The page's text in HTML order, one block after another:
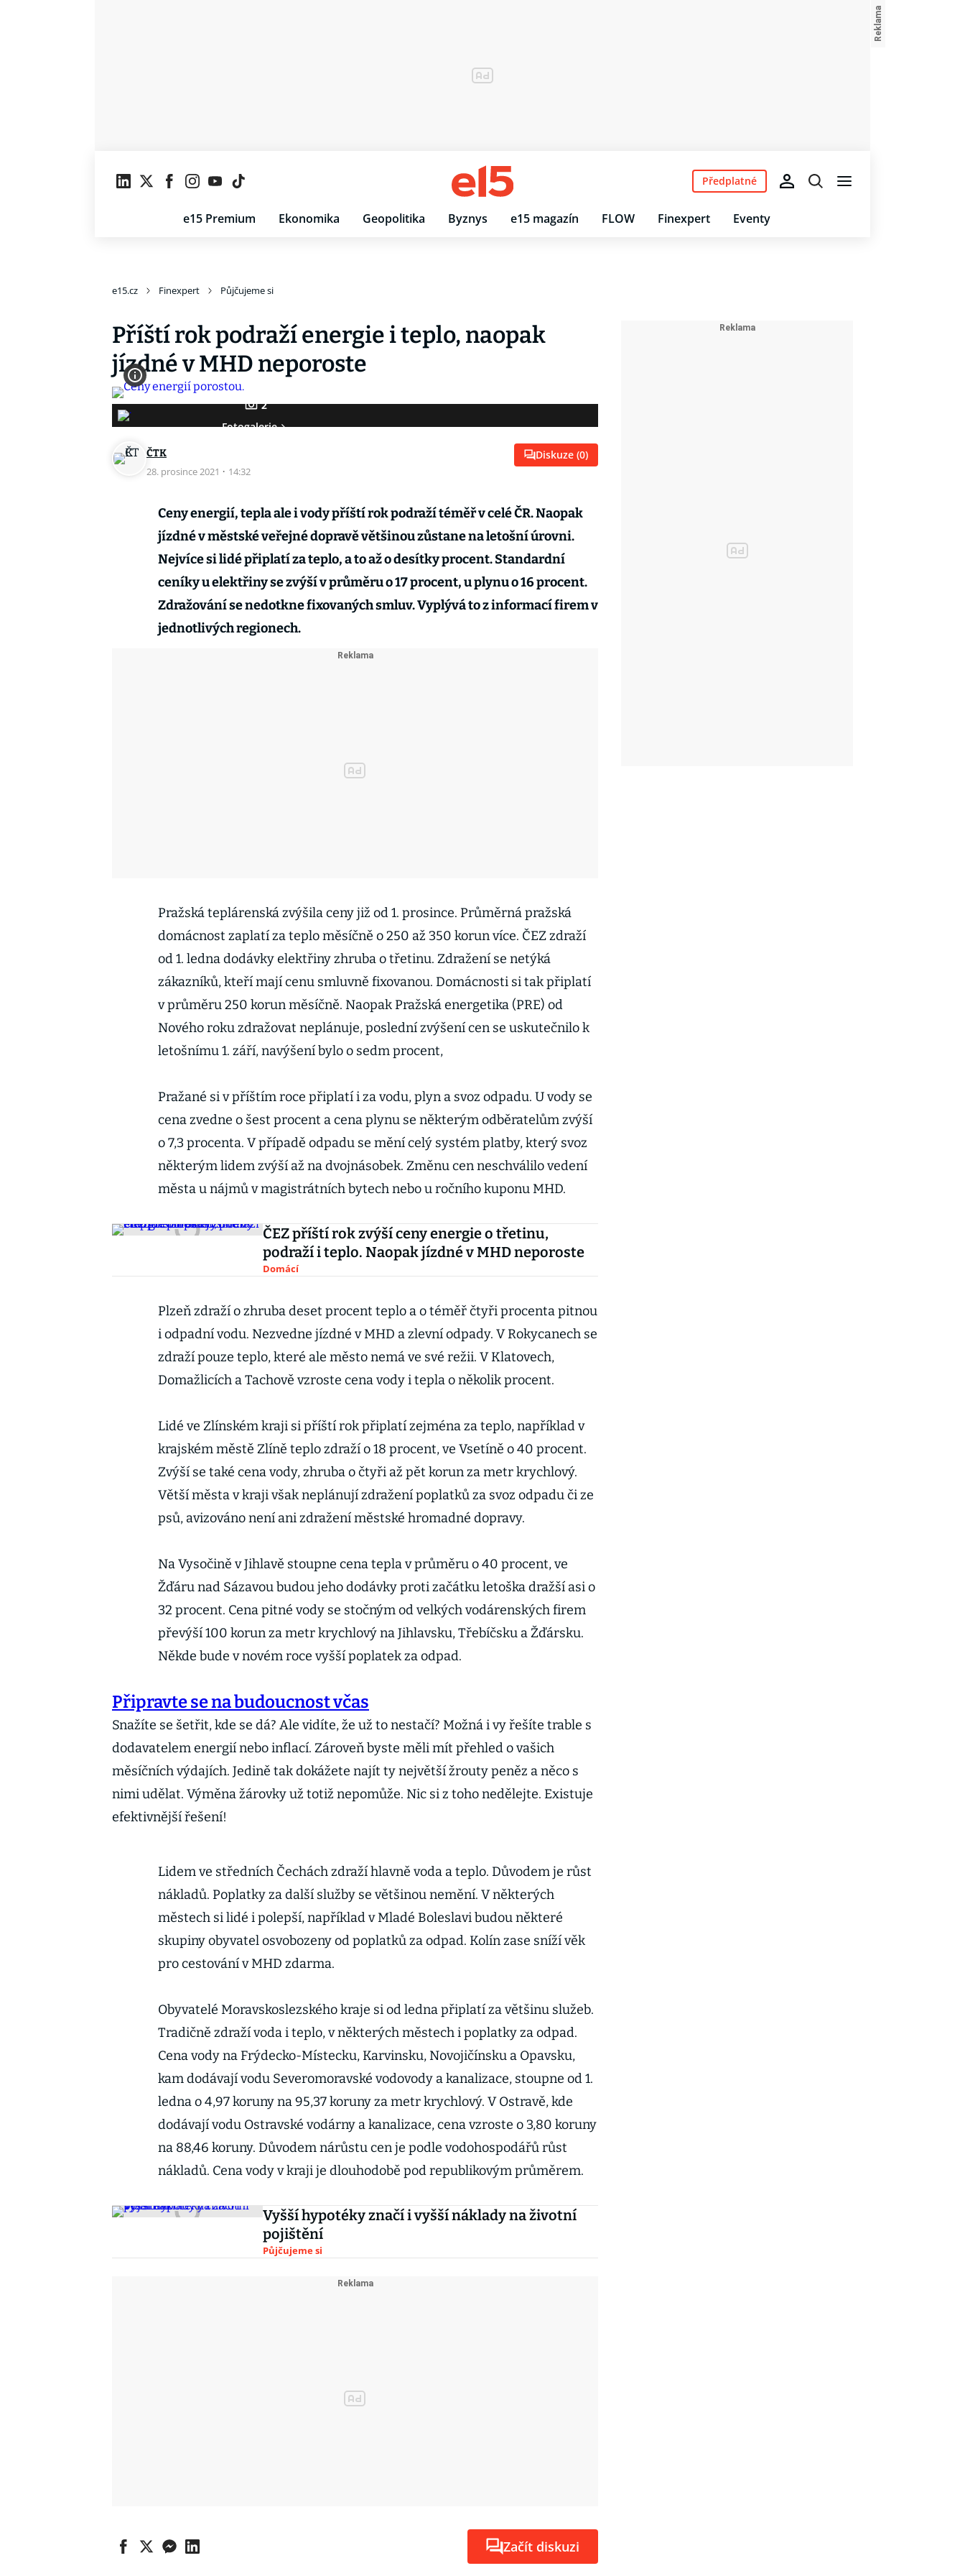
e15 Premium Ekonomika Geopolitika Byznys e15 magazín FLOW Finexpert Eventy
Předplatné
e15.cz Finexpert Půjčujeme si
Příští rok podraží energie i teplo, naopak
jízdné v MHD neporoste
2
Fotogalerie
ČTK
28. prosince 2021 · 14:32
Diskuze (0)
Ceny energií, tepla ale i vody příští rok podraží téměř v celé ČR. Naopak
jízdné v městské veřejné dopravě většinou zůstane na letošní úrovni.
Nejvíce si lidé připlatí za teplo, a to až o desítky procent. Standardní
ceníky u elektřiny se zvýší v průměru o 17 procent, u plynu o 16 procent.
Zdražování se nedotkne fixovaných smluv. Vyplývá to z informací firem v
jednotlivých regionech.
Pražská teplárenská zvýšila ceny již od 1. prosince. Průměrná pražská
domácnost zaplatí za teplo měsíčně o 250 až 350 korun více. ČEZ zdraží
od 1. ledna dodávky elektřiny zhruba o třetinu. Zdražení se netýká
zákazníků, kteří mají cenu smluvně fixovanou. Domácnosti si tak připlatí
v průměru 250 korun měsíčně. Naopak Pražská energetika (PRE) od
Nového roku zdražovat neplánuje, poslední zvýšení cen se uskutečnilo k
letošnímu 1. září, navýšení bylo o sedm procent,
Pražané si v příštím roce připlatí i za vodu, plyn a svoz odpadu. U vody se
cena zvedne o šest procent a cena plynu se některým odběratelům zvýší
o 7,3 procenta. V případě odpadu se mění celý systém platby, který svoz
některým lidem zvýší až na dvojnásobek. Změnu cen neschválilo vedení
města u nájmů v magistrátních bytech nebo u ročního kuponu MHD.
ČEZ příští rok zvýší ceny energie o třetinu,
podraží i teplo. Naopak jízdné v MHD neporoste
Domácí
Plzeň zdraží o zhruba deset procent teplo a o téměř čtyři procenta pitnou
i odpadní vodu. Nezvedne jízdné v MHD a zlevní odpady. V Rokycanech se
zdraží pouze teplo, které ale město nemá ve své režii. V Klatovech,
Domažlicích a Tachově vzroste cena vody i tepla o několik procent.
Lidé ve Zlínském kraji si příští rok připlatí zejména za teplo, například v
krajském městě Zlíně teplo zdraží o 18 procent, ve Vsetíně o 40 procent.
Zvýší se také cena vody, zhruba o čtyři až pět korun za metr krychlový.
Větší města v kraji však neplánují zdražení poplatků za svoz odpadu či ze
psů, avizováno není ani zdražení městské hromadné dopravy.
Na Vysočině v Jihlavě stoupne cena tepla v průměru o 40 procent, ve
Žďáru nad Sázavou budou jeho dodávky proti začátku letoška dražší asi o
32 procent. Cena pitné vody se stočným od velkých vodárenských firem
převýší 100 korun za metr krychlový na Jihlavsku, Třebíčsku a Žďársku.
Někde bude v novém roce vyšší poplatek za odpad.
Připravte se na budoucnost včas
Snažíte se šetřit, kde se dá? Ale vidíte, že už to nestačí? Možná i vy řešíte trable s
dodavatelem energií nebo inflací. Zároveň byste měli mít přehled o vašich
měsíčních výdajích. Jedině tak dokážete najít ty největší žrouty peněz a něco s
nimi udělat. Výměna žárovky už totiž nepomůže. Nic si z toho nedělejte. Existuje
efektivnější řešení!
Lidem ve středních Čechách zdraží hlavně voda a teplo. Důvodem je růst
nákladů. Poplatky za další služby se většinou nemění. V některých
městech si lidé i polepší, například v Mladé Boleslavi budou některé
skupiny obyvatel osvobozeny od poplatků za odpad. Kolín zase sníží věk
pro cestování v MHD zdarma.
Obyvatelé Moravskoslezského kraje si od ledna připlatí za většinu služeb.
Tradičně zdraží voda i teplo, v některých městech i poplatky za odpad.
Cena vody na Frýdecko-Místecku, Karvinsku, Novojičínsku a Opavsku,
kam dodávají vodu Severomoravské vodovody a kanalizace, stoupne od 1.
ledna o 4,97 koruny na 95,37 koruny za metr krychlový. V Ostravě, kde
dodávají vodu Ostravské vodárny a kanalizace, cena vzroste o 3,80 koruny
na 88,46 koruny. Důvodem nárůstu cen je podle vodohospodářů růst
nákladů. Cena vody v kraji je dlouhodobě pod republikovým průměrem.
Vyšší hypotéky značí i vyšší náklady na životní
pojištění
Půjčujeme si
Začít diskuzi